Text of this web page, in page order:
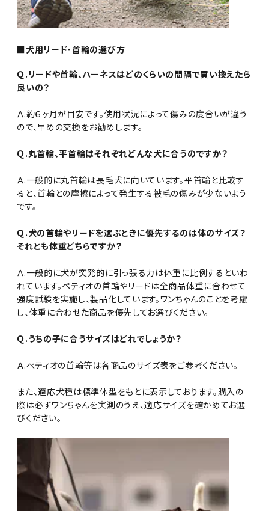
■犬用リード・首輪の選び方
Ｑ.リードや首輪、ハーネスはどのくらいの間隔で買い換えたら
良いの？
Ａ.約６ヶ月が目安です。使用状況によって傷みの度合いが違う
ので、早めの交換をお勧めします。
Ｑ.丸首輪、平首輪はそれぞれどんな犬に合うのですか？
Ａ.一般的に丸首輪は長毛犬に向いています。平首輪と比較す
ると、首輪との摩擦によって発生する被毛の傷みが少ないよう
です。
Ｑ.犬の首輪やリードを選ぶときに優先するのは体のサイズ？
それとも体重どちらですか？
Ａ.一般的に犬が突発的に引っ張る力は体重に比例するといわ
れています。ペティオの首輪やリードは全商品体重に合わせて
強度試験を実施し、製品化しています。ワンちゃんのことを考慮
し、体重に合わせた商品を優先してお選びください。
Ｑ.うちの子に合うサイズはどれでしょうか？
Ａ.ぺティオの首輪等は各商品のサイズ表をご参考ください。
また、適応犬種は標準体型をもとに表示しております。購入の
際は必ずワンちゃんを実測のうえ、適応サイズを確かめてお選
びください。